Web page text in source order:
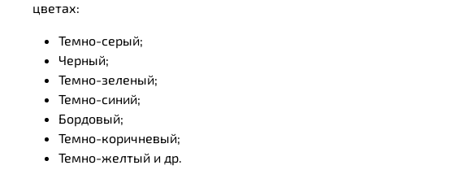
цветах:
Темно-серый;
Черный;
Темно-зеленый;
Темно-синий;
Бордовый;
Темно-коричневый;
Темно-желтый и др.